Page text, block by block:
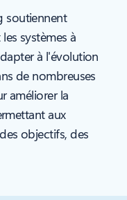
soutiennent
systèmes à
à l'évolution
de nombreuses
améliorer la
aux
objectifs, des